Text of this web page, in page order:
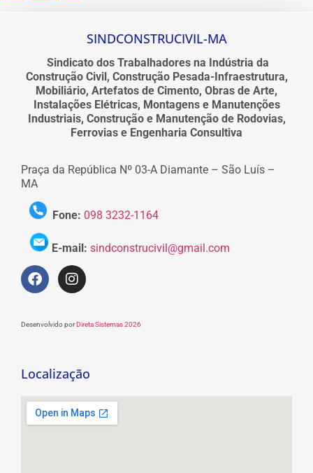
SINDCONSTRUCIVIL-MA
Sindicato dos Trabalhadores na Indústria da
Construção Civil, Construção Pesada-Infraestrutura,
Mobiliário, Artefatos de Cimento, Obras de Arte,
Instalações Elétricas, Montagens e Manutenções
Industriais, Construção e Manutenção de Rodovias,
Ferrovias e Engenharia Consultiva
Praça da República Nº 03-A Diamante – São Luís –
MA
Fone: 098 3232-1164
E-mail: sindconstrucivil@gmail.com
Desenvolvido porDireta Sistemas 2026
Localização